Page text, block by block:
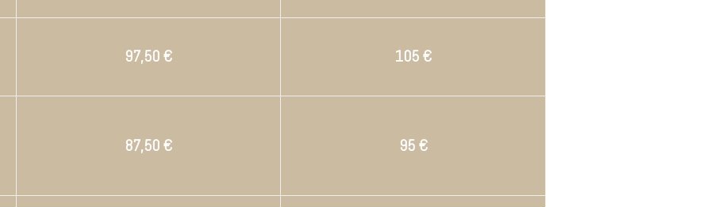
97,50 € 105 €
87,50 € 95 €